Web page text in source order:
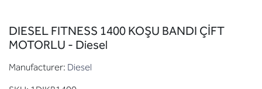
DIESEL FITNESS 1400 KOŞU BANDI ÇİFT
MOTORLU - Diesel
Manufacturer: Diesel